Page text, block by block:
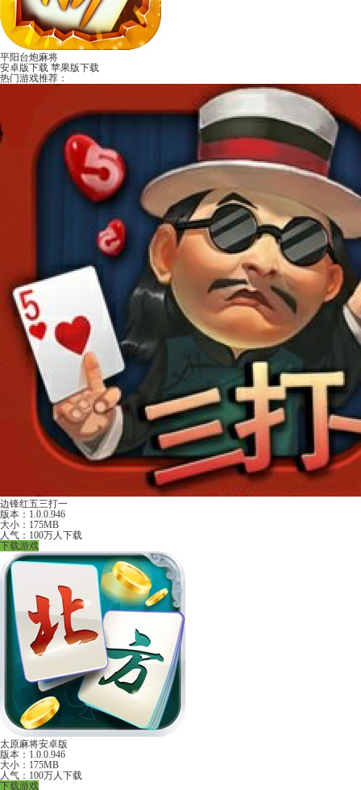
平阳台炮麻将
安卓版下载 苹果版下载
热门游戏推荐：
边锋红五三打一
版本：1.0.0.946
大小：175MB
人气：100万人下载
下载游戏
太原麻将安卓版
版本：1.0.0.946
大小：175MB
人气：100万人下载
下载游戏